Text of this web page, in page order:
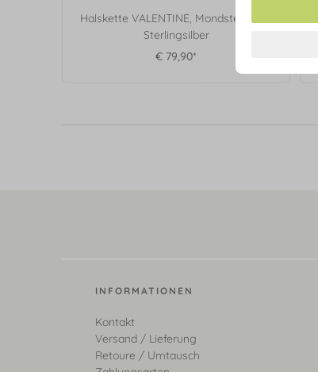
Halskette VALENTINE, Mondstein, 925
Sterlingsilber
€ 79,90*
INFORMATIONEN
Kontakt
Versand / Lieferung
Retoure / Umtausch